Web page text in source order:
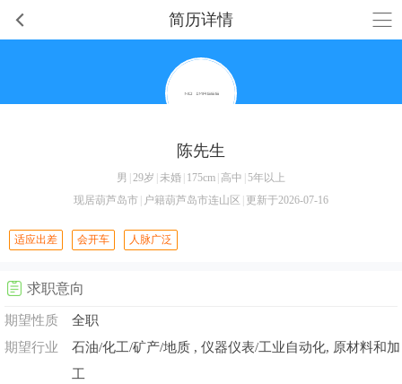
简历详情
陈先生
男 29岁 未婚 175cm 高中 5年以上
现居葫芦岛市 户籍葫芦岛市连山区 更新于2026-07-16
适应出差 会开车 人脉广泛
求职意向
期望性质
全职
期望行业
石油/化工/矿产/地质 , 仪器仪表/工业自动化, 原材料和加
工